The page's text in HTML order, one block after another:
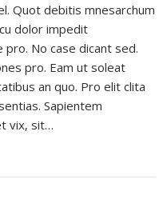
Quot debitis mnesarchum
dolor impedit
No case dicant sed.
pro. Eam ut soleat
an quo. Pro elit clita
Sapientem
vix, sit…